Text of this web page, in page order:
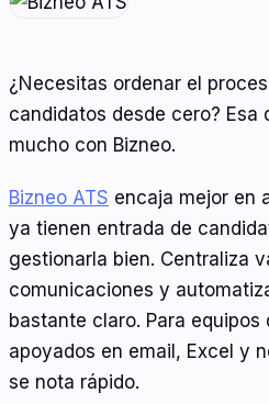
¿Necesitas ordenar el
candidatos desde cero? Esa
mucho con Bizneo.
Bizneo ATS encaja mejor en
ya tienen entrada de
gestionarla bien. Centraliza
comunicaciones y
bastante claro. Para
apoyados en email, Excel y
se nota rápido.